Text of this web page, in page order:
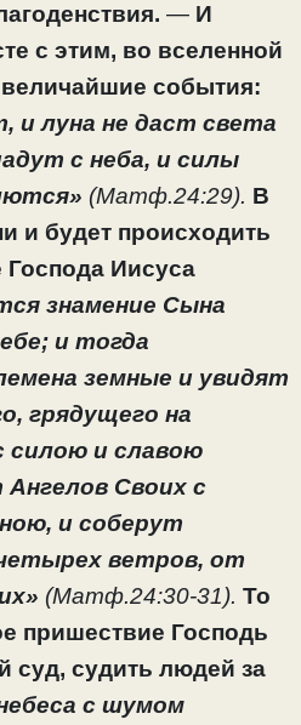
— И
с этим, во вселенной
события:
и луна не даст света
с неба, и силы
(Матф.24:29). В
и будет происходить
Иисуса
знамение Сына
и тогда
земные и увидят
грядущего на
силою и славою
Своих с
и соберут
ветров, от
(Матф.24:30-31). То
пришествие Господь
суд, судить людей за
с шумом